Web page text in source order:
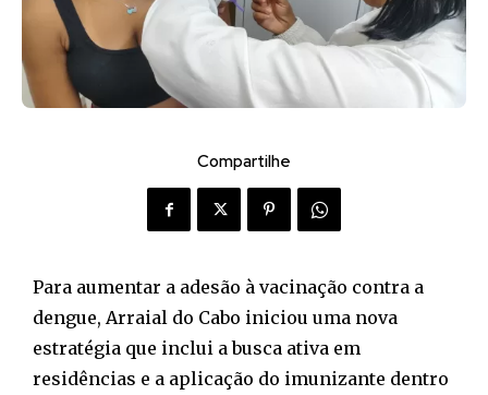
Compartilhe
Para aumentar a adesão à vacinação contra a
dengue, Arraial do Cabo iniciou uma nova
estratégia que inclui a busca ativa em
residências e a aplicação do imunizante dentro